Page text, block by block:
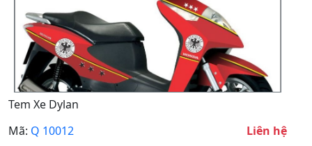
Tem Xe Dylan
Mã: Q 10012 Liên hệ